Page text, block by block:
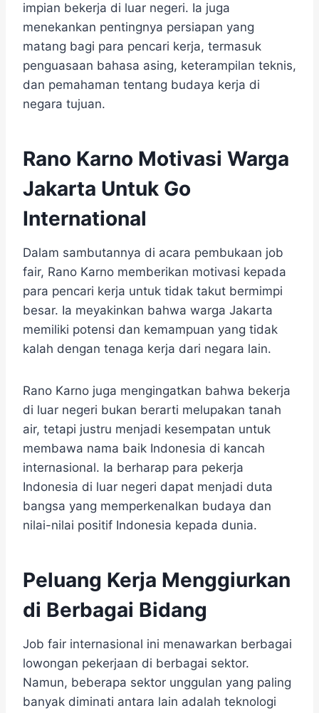
impian bekerja di luar negeri. Ia juga
menekankan pentingnya persiapan yang
matang bagi para pencari kerja, termasuk
penguasaan bahasa asing, keterampilan teknis,
dan pemahaman tentang budaya kerja di
negara tujuan.
Rano Karno Motivasi Warga
Jakarta Untuk Go
International
Dalam sambutannya di acara pembukaan job
fair, Rano Karno memberikan motivasi kepada
para pencari kerja untuk tidak takut bermimpi
besar. Ia meyakinkan bahwa warga Jakarta
memiliki potensi dan kemampuan yang tidak
kalah dengan tenaga kerja dari negara lain.
Rano Karno juga mengingatkan bahwa bekerja
di luar negeri bukan berarti melupakan tanah
air, tetapi justru menjadi kesempatan untuk
membawa nama baik Indonesia di kancah
internasional. Ia berharap para pekerja
Indonesia di luar negeri dapat menjadi duta
bangsa yang memperkenalkan budaya dan
nilai-nilai positif Indonesia kepada dunia.
Peluang Kerja Menggiurkan
di Berbagai Bidang
Job fair internasional ini menawarkan berbagai
lowongan pekerjaan di berbagai sektor.
Namun, beberapa sektor unggulan yang paling
banyak diminati antara lain adalah teknologi